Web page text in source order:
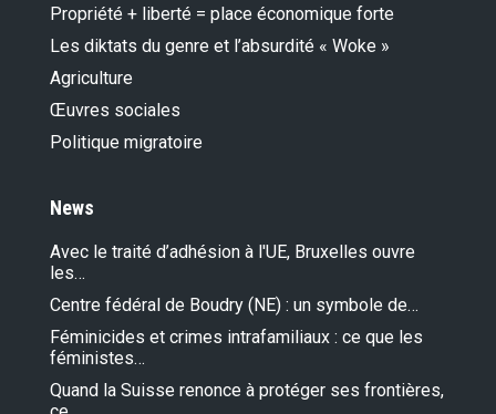
Propriété + liberté = place économique forte
Les diktats du genre et l’absurdité « Woke »
Agriculture
Œuvres sociales
Politique migratoire
News
Avec le traité d’adhésion à l'UE, Bruxelles ouvre
les…
Centre fédéral de Boudry (NE) : un symbole de…
Féminicides et crimes intrafamiliaux : ce que les
féministes…
Quand la Suisse renonce à protéger ses frontières,